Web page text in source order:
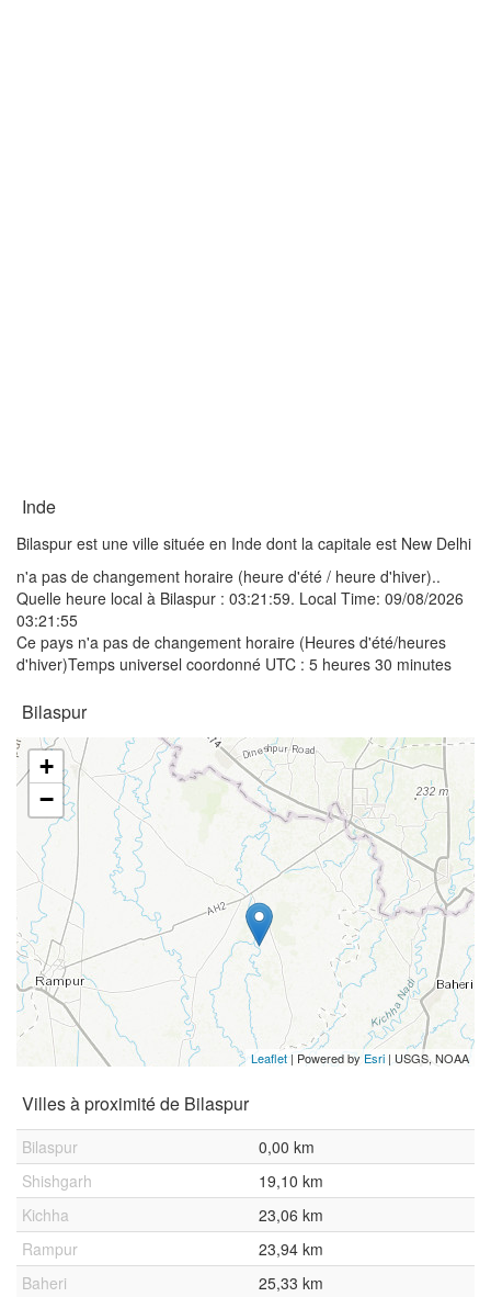
Inde
Bilaspur est une ville située en Inde dont la capitale est New Delhi
n'a pas de changement horaire (heure d'été / heure d'hiver)..
Quelle heure local à Bilaspur : 03:21:59. Local Time: 09/08/2026
03:21:55
Ce pays n'a pas de changement horaire (Heures d'été/heures
d'hiver)Temps universel coordonné UTC : 5 heures 30 minutes
Bilaspur
+
−
Leaflet| Powered by Esri | USGS, NOAA
Villes à proximité de Bilaspur
Bilaspur
0,00 km
Shishgarh
19,10 km
Kichha
23,06 km
Rampur
23,94 km
Baheri
25,33 km